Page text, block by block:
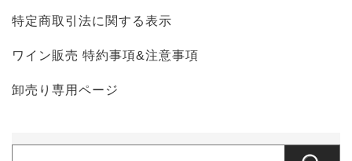
特定商取引法に関する表示
ワイン販売 特約事項&注意事項
卸売り専用ページ